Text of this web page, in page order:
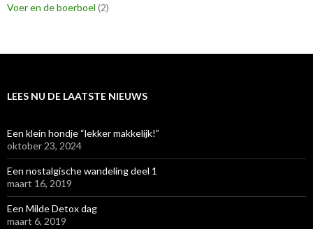
Voer en de boerboel (2)
LEES NU DE LAATSTE NIEUWS
Een klein hondje “lekker makkelijk!”
oktober 23, 2024
Een nostalgische wandeling deel 1
maart 16, 2019
Een Milde Detox dag
maart 6, 2019